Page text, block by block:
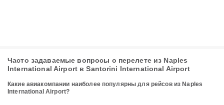
Часто задаваемые вопросы о перелете из Naples
International Airport в Santorini International Airport
Какие авиакомпании наиболее популярны для рейсов из Naples
International Airport?